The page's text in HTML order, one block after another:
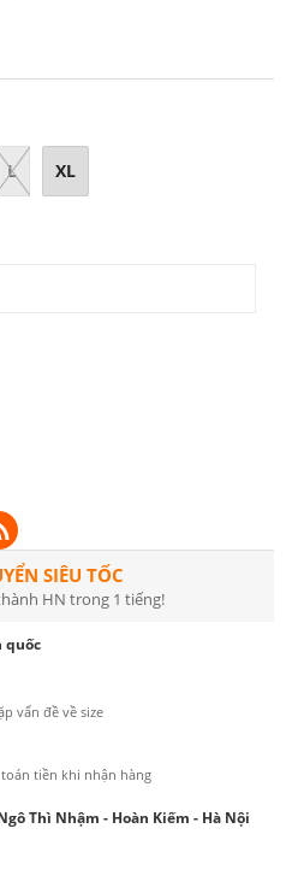
L XL
SIÊU TỐC
HN trong 1 tiếng!
quốc
vấn đề về size
tiền khi nhận hàng
Thì Nhậm - Hoàn Kiếm - Hà Nội